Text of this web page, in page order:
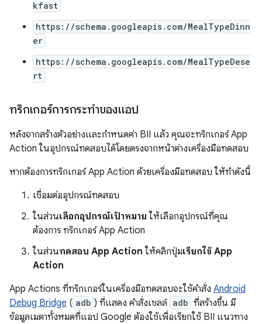
kfast
https://schema.googleapis.com/MealTypeDinn
er
https://schema.googleapis.com/MealTypeDese
rt
ทริกเกอร์การกระทำของแอป
หลังจากสร้างตัวอย่างและกำหนดค่า BII แล้ว คุณจะทริกเกอร์ App
Action ในอุปกรณ์ทดสอบได้โดยตรงจากหน้าต่างเครื่องมือทดสอบ
หากต้องการทริกเกอร์ App Action ด้วยเครื่องมือทดสอบ ให้ทำดังนี้
เชื่อมต่ออุปกรณ์ทดสอบ
ในส่วนเลือกอุปกรณ์เป้าหมาย ให้เลือกอุปกรณ์ที่คุณ
ต้องการ ทริกเกอร์ App Action
ในส่วนทดสอบ App Action ให้คลิกปุ่มเรียกใช้ App
Action
App Actions ที่ทริกเกอร์ในเครื่องมือทดสอบจะใช้คำสั่ง Android
Debug Bridge ( adb ) ที่แสดง คำสั่งเชลล์ adb ที่สร้างขึ้น มี
ข้อมูลเมตาทั้งหมดที่แอป Google ต้องใช้เพื่อเรียกใช้ BII แนวทาง